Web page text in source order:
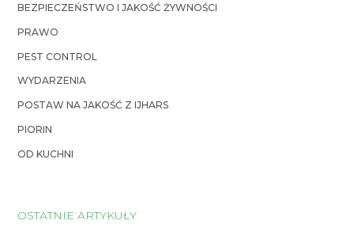
BEZPIECZEŃSTWO I JAKOŚĆ ŻYWNOŚCI
PRAWO
PEST CONTROL
WYDARZENIA
POSTAW NA JAKOŚĆ Z IJHARS
PIORIN
OD KUCHNI
OSTATNIE ARTYKUŁY